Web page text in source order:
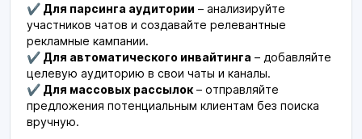
✔ Для парсинга аудитории – анализируйте
участников чатов и создавайте релевантные
рекламные кампании.
✔ Для автоматического инвайтинга – добавляйте
целевую аудиторию в свои чаты и каналы.
✔ Для массовых рассылок – отправляйте
предложения потенциальным клиентам без поиска
вручную.